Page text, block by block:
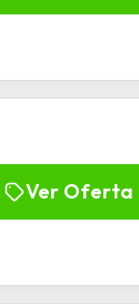
Ver Oferta